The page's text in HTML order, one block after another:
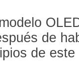
de
de este